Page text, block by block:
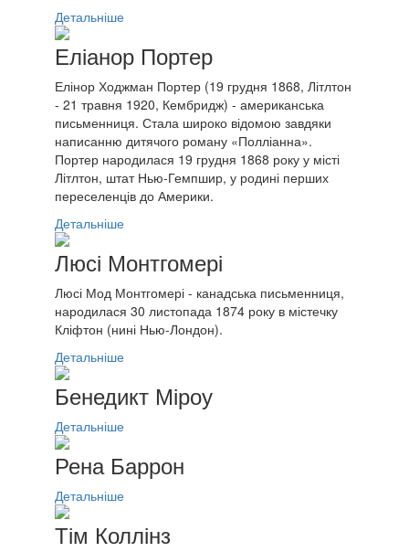
Детальніше
Еліанор Портер
Елінор Ходжман Портер (19 грудня 1868, Літлтон
- 21 травня 1920, Кембридж) - американська
письменниця. Стала широко відомою завдяки
написанню дитячого роману «Полліанна».
Портер народилася 19 грудня 1868 року у місті
Літлтон, штат Нью-Гемпшир, у родині перших
переселенців до Америки.
Детальніше
Люсі Монтгомері
Люсі Мод Монтгомері - канадська письменниця,
народилася 30 листопада 1874 року в містечку
Кліфтон (нині Нью-Лондон).
Детальніше
Бенедикт Міроу
Детальніше
Рена Баррон
Детальніше
Тім Коллінз